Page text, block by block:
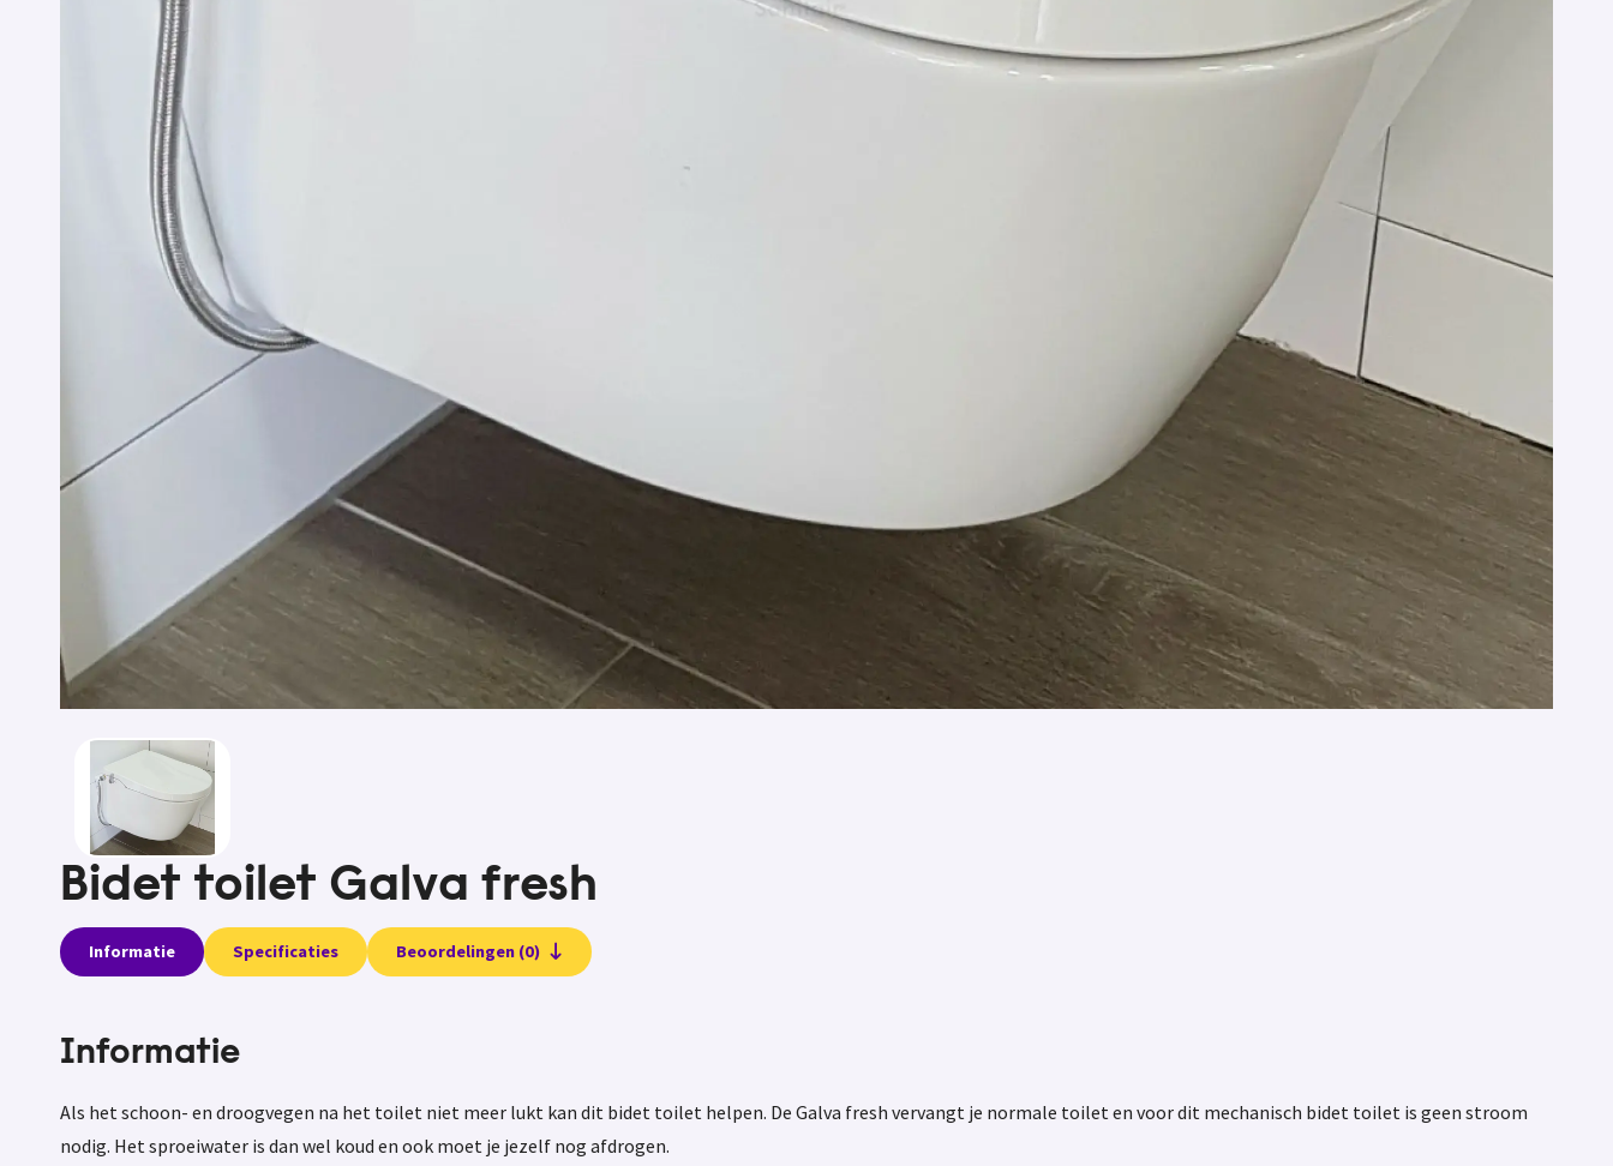
Bidet toilet Galva fresh
Informatie Specificaties Beoordelingen (0)
Informatie
Als het schoon- en droogvegen na het toilet niet meer lukt kan dit bidet toilet helpen. De Galva fresh vervangt je normale toilet en voor dit mechanisch bidet toilet is geen stroom
nodig. Het sproeiwater is dan wel koud en ook moet je jezelf nog afdrogen.